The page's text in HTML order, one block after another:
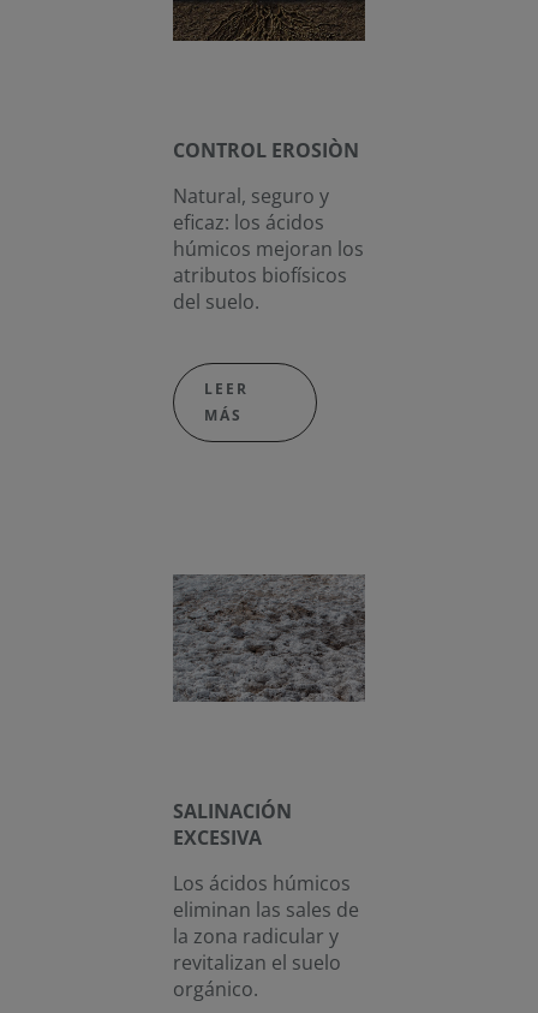
CONTROL EROSIÒN
Natural, seguro y
eficaz: los ácidos
húmicos mejoran los
atributos biofísicos
del suelo.
LEER
MÁS
SALINACIÓN
EXCESIVA
Los ácidos húmicos
eliminan las sales de
la zona radicular y
revitalizan el suelo
orgánico.